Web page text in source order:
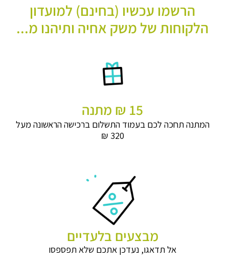
הרשמו עכשיו (בחינם) למועדון
הלקוחות של משק אחיה ותיהנו מ...
15 ₪ מתנה
המתנה תחכה לכם בעמוד התשלום ברכישה הראשונה מעל
320 ₪
מבצעים בלעדיים
אל תדאגו, נעדכן אתכם שלא תפספסו